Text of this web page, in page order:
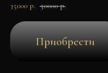
35000 р. 50000 р.
Приобрести